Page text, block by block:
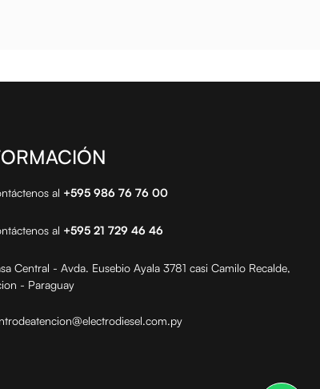
al +595 986 76 76 00
al +595 21 729 46 46
Central - Avda. Eusebio Ayala 3781 casi Camilo Recalde,
- Paraguay